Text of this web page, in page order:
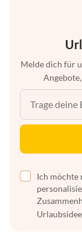
Melde dich für
Ich möchte